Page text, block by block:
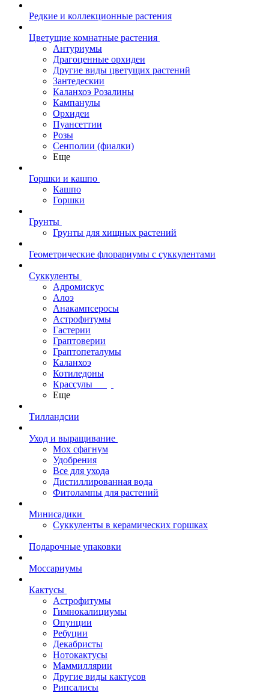
Редкие и коллекционные растения
Цветущие комнатные растения
Антуриумы
Драгоценные орхидеи
Другие виды цветущих растений
Зантедескии
Каланхоэ Розалины
Кампанулы
Орхидеи
Пуансеттии
Розы
Сенполии (фиалки)
Еще
Горшки и кашпо
Кашпо
Горшки
Грунты
Грунты для хищных растений
Геометрические флорариумы с суккулентами
Суккуленты
Адромискус
Алоэ
Анакампсеросы
Астрофитумы
Гастерии
Граптоверии
Граптопеталумы
Каланхоэ
Котиледоны
Крассулы
Еще
Тилландсии
Уход и выращивание
Мох сфагнум
Удобрения
Все для ухода
Дистиллированная вода
Фитолампы для растений
Минисадики
Суккуленты в керамических горшках
Подарочные упаковки
Моссариумы
Кактусы
Астрофитумы
Гимнокалициумы
Опунции
Ребуции
Декабристы
Нотокактусы
Маммиллярии
Другие виды кактусов
Рипсалисы